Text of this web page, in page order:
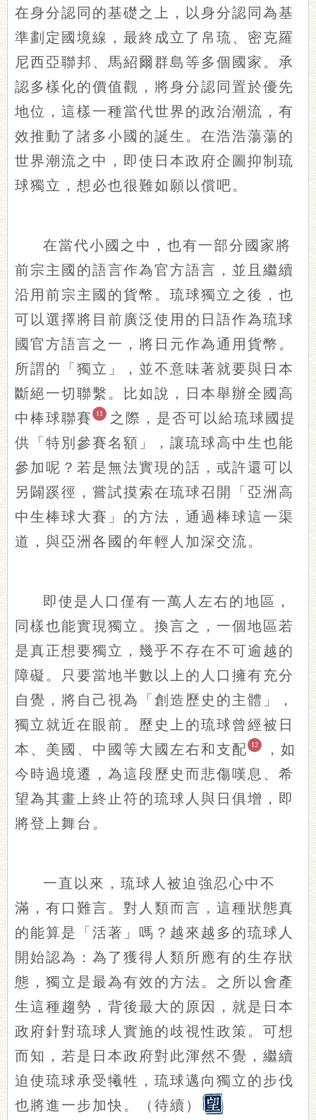
在身分認同的基礎之上，以身分認同為基
準劃定國境線，最終成立了帛琉、密克羅
尼西亞聯邦、馬紹爾群島等多個國家。承
認多樣化的價值觀，將身分認同置於優先
地位，這樣一種當代世界的政治潮流，有
效推動了諸多小國的誕生。在浩浩蕩蕩的
世界潮流之中，即使日本政府企圖抑制琉
球獨立，想必也很難如願以償吧。
在當代小國之中，也有一部分國家將
前宗主國的語言作為官方語言，並且繼續
沿用前宗主國的貨幣。琉球獨立之後，也
可以選擇將目前廣泛使用的日語作為琉球
國官方語言之一，將日元作為通用貨幣。
所謂的「獨立」，並不意味著就要與日本
斷絕一切聯繫。比如說，日本舉辦全國高
中棒球聯賽
11
之際，是否可以給琉球國提
供「特別參賽名額」，讓琉球高中生也能
參加呢？若是無法實現的話，或許還可以
另闢蹊徑，嘗試摸索在琉球召開「亞洲高
中生棒球大賽」的方法，通過棒球這一渠
道，與亞洲各國的年輕人加深交流。
即使是人口僅有一萬人左右的地區，
同樣也能實現獨立。換言之，一個地區若
是真正想要獨立，幾乎不存在不可逾越的
障礙。只要當地半數以上的人口擁有充分
自覺，將自己視為「創造歷史的主體」，
獨立就近在眼前。歷史上的琉球曾經被日
本、美國、中國等大國左右和支配
12
，如
今時過境遷，為這段歷史而悲傷嘆息、希
望為其畫上終止符的琉球人與日俱增，即
將登上舞台。
一直以來，琉球人被迫強忍心中不
滿，有口難言。對人類而言，這種狀態真
的能算是「活著」嗎？越來越多的琉球人
開始認為：為了獲得人類所應有的生存狀
態，獨立是最為有效的方法。之所以會產
生這種趨勢，背後最大的原因，就是日本
政府針對琉球人實施的歧視性政策。可想
而知，若是日本政府對此渾然不覺，繼續
迫使琉球承受犧牲，琉球邁向獨立的步伐
也將進一步加快。（待續）